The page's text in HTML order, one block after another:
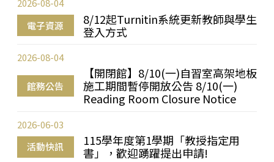
電子資源
8/12起Turnitin系統更新教師與學生
登入方式
2026-08-04
館務公告
【開閉館】8/10(一)自習室高架地板
施工期間暫停開放公告 8/10(一)
Reading Room Closure Notice
2026-08-04
活動快訊
115學年度第1學期「教授指定用
書」，歡迎踴躍提出申請!
2026-06-03